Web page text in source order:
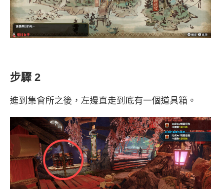
步驟 2
進到集會所之後，左邊直走到底有一個道具箱。